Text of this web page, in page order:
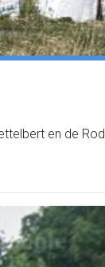
en de